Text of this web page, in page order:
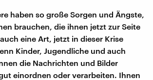
haben so große Sorgen und Ängste,
brauchen, die ihnen jetzt zur Seite
eine Art, jetzt in dieser Krise
Kinder, Jugendliche und auch
die Nachrichten und Bilder
einordnen oder verarbeiten. Ihnen